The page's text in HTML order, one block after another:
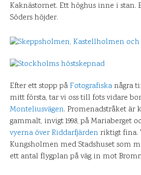
Kaknästornet. Ett höghus inne i stan.
Söders höjder.
Efter ett stopp påFotografiska några
mitt första, tar vi oss till fots vidare
Monteliusvägen. Promenadstråket är
gammalt, invigt 1998, på Mariaberget
vyerna över Riddarfjärden riktigt fina.
Kungsholmen med Stadshuset som
ett antal flygplan på väg in mot